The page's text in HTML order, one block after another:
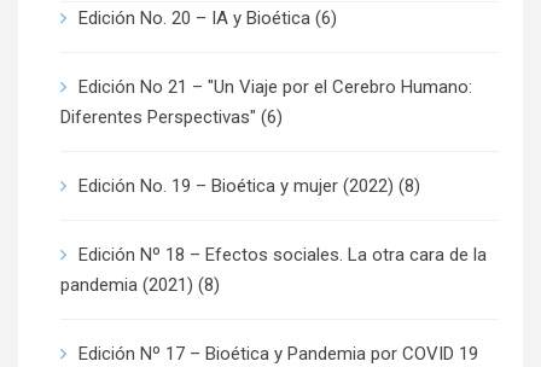
Edición No. 20 – IA y Bioética (6)
Edición No 21 – "Un Viaje por el Cerebro Humano:
Diferentes Perspectivas" (6)
Edición No. 19 – Bioética y mujer (2022) (8)
Edición Nº 18 – Efectos sociales. La otra cara de la
pandemia (2021) (8)
Edición Nº 17 – Bioética y Pandemia por COVID 19